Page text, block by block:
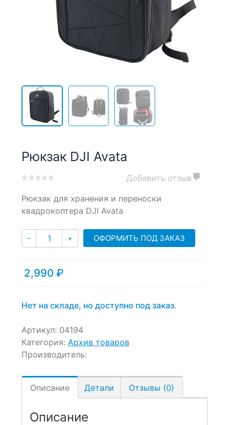
Рюкзак DJI Avata
out
based
ratings
Добавить отзыв
Рюкзак для хранения и переноски
квадрокоптера DJI Avata
- Количество
+ ОФОРМИТЬ ПОД ЗАКАЗ
2,990 ₽
Нет на складе, но доступно под заказ.
Артикул: 04194
Категория: Архив товаров
Производитель:
Описание Детали Отзывы (0)
Описание